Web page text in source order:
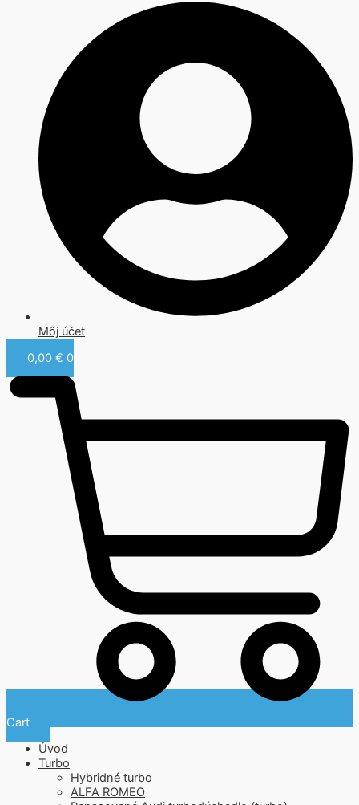
Môj účet
0,00 € 0
Cart
Úvod
Turbo
Hybridné turbo
ALFA ROMEO